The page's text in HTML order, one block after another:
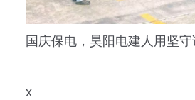
国庆保电，昊阳电建人用坚守
x